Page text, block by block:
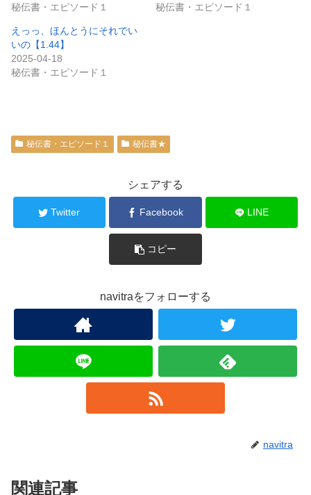
秘伝書・エピソード１
秘伝書・エピソード１
えっっ、ほんとうにそれでい
いの【1.44】
2025-04-18
秘伝書・エピソード１
秘伝書・エピソード１ 秘伝書★
シェアする
Twitter Facebook LINE
コピー
navitraをフォローする
navitra
関連記事